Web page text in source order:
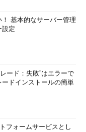
基本的なサーバー管理
設定
ード：失敗”はエラーで
ドインストールの簡単
フォームサービスとし